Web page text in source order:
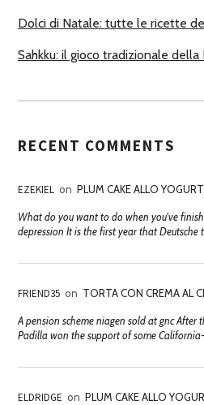
Dolci di Natale: tutte le ricette
Sahkku: il gioco tradizionale della
RECENT COMMENTS
EZEKIEL on PLUM CAKE ALLO YOGURT
What do you want to do when you've
depression It is the first year that Deutsche
FRIEND35 on TORTA CON CREMA AL
A pension scheme niagen sold at gnc After
Padilla won the support of some
ELDRIDGE on PLUM CAKE ALLO